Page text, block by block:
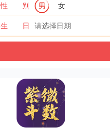
性 别 男 女
生 日